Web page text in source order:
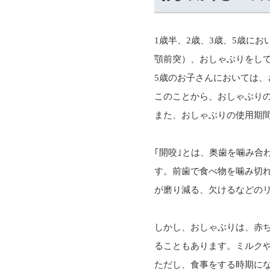
1歳半、2歳、3歳、5歳にお
顎前突）、おしゃぶりをし
5歳のお子さんにおいては
このことから、おしゃぶり
また、おしゃぶりの使用期
｢開咬｣とは、奥歯を噛み合
す。前歯で食べ物を噛み切
が磨り減る、欠けるなどの
しかし、おしゃぶりは、赤
ることもあります。ミルク
ただし、食事をする時期に